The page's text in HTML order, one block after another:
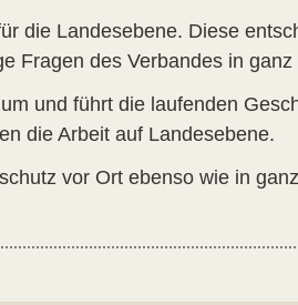
die Landesebene. Diese
Fragen des Verbandes in ganz
und führt die laufenden
die Arbeit auf Landesebene.
vor Ort ebenso wie in